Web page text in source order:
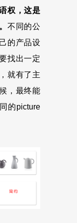
权，这是
不同的公
的产品设
找出一定
就有了主
，最终能
的picture